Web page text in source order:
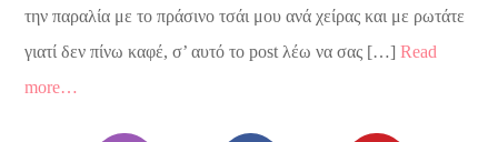
την παραλία με το πράσινο τσάι μου ανά χείρας και με ρωτάτε
γιατί δεν πίνω καφέ, σ’ αυτό το post λέω να σας […]Read
more…